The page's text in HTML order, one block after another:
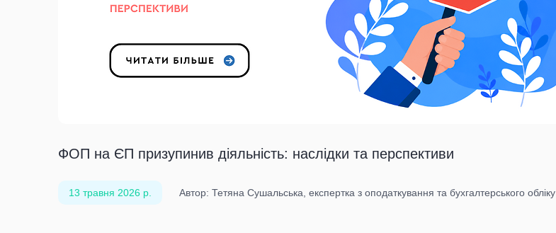
ФОП на ЄП призупинив діяльність: наслідки та перспективи
13 травня 2026 р. Автор: Тетяна Сушальська, експертка з оподаткування та бухгалтерського обліку